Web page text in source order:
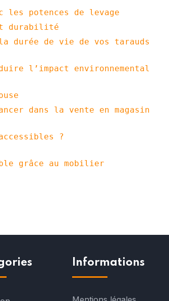
potences de levage
durabilité
durée de vie de vos tarauds
l’impact environnemental
dans la vente en magasin
?
grâce au mobilier
Informations